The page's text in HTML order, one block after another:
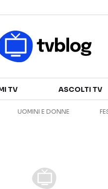
SERIE TV
TV ASCOLTI TV
UOMINI E DONNE